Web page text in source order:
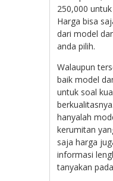
250,000
Harga bisa
dari model
anda pilih.
Walaupun
baik model
untuk soal
hanyalah
kerumitan
saja harga
informasi
tanyakan